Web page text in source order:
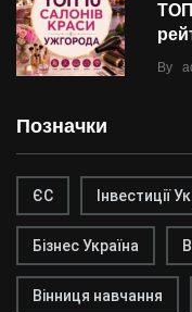
ТОП
By
Позначки
ЄС Інвестиції
Бізнес Україна
Вінниця навчання